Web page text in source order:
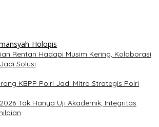
Rentan Hadapi Musim Kering, Kolaborasi
Solusi
KBPP Polri Jadi Mitra Strategis Polri
Tak Hanya Uji Akademik, Integritas